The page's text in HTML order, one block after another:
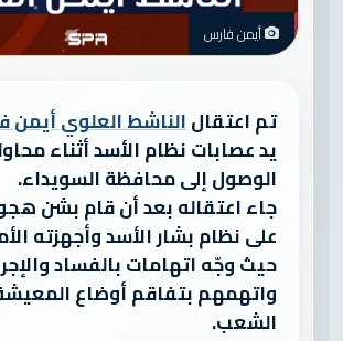
أيمن فارس
تم اعتقالالناشط العلوي أيمن
يد عصابات نظام الأسد أثناء
الوصول إلى محافظة السويداء.
جاء اعتقاله بعد أن قام بشن
على نظام بشار الأسد وأجهزته
حيث وجّه اتهامات بالفساد
واتهمهم بتفاقم أوضاع
الشعب.